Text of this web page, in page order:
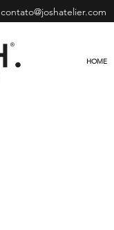
contato@joshatelier.com
HOME